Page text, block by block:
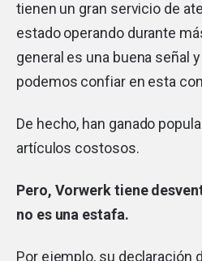
tienen un gran servicio de
estado operando durante
general es una buena señal
podemos confiar en esta
De hecho, han ganado
artículos costosos.
Pero, Vorwerk tiene
no es una estafa.
Por ejemplo, su declaración